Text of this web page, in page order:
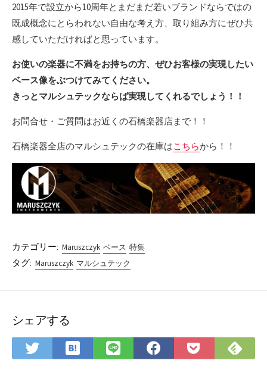
2015年で設立から10周年とまだまだ若いブランドならではの
既成概念にとらわれない自由な考え方、取り組み方にぜひ共
感していただければと思っています。
お使いの楽器に不満をお持ちの方、ぜひお客様の実現したい
ベース像をぶつけてみてください。
きっとマルシュテックならば実現してくれるでしょう！！
お問合せ・ご質問はお近くの石橋楽器店まで！！
石橋楽器全店のマルシュテックの在庫はこちらから！！
カテゴリー: Maruszczyk ベース 特集
タグ: Maruszczyk マルシュテック
シェアする
Twitter
で
は
て
LINE
で
Facebook
で
Pocket
に
で